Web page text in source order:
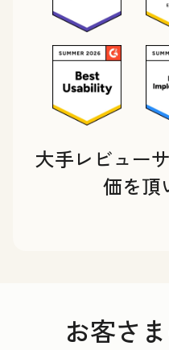
大手レビュー
価を頂
お客さ